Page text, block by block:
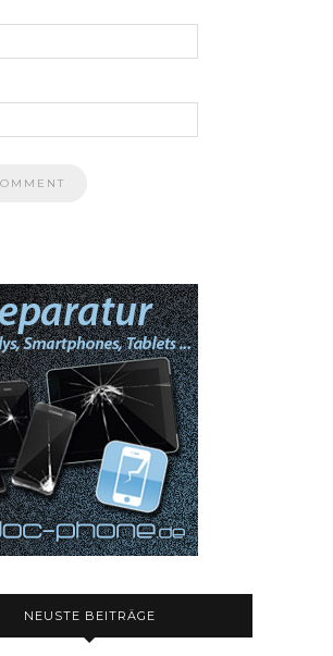
NEUSTE BEITRÄGE